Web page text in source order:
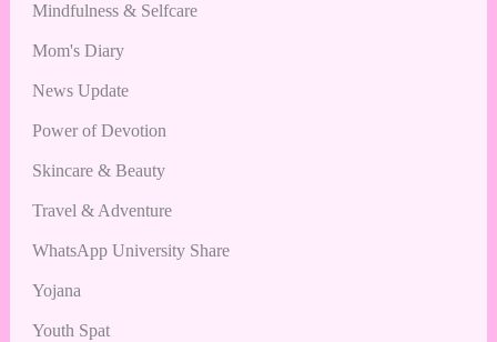
Mindfulness & Selfcare
Mom's Diary
News Update
Power of Devotion
Skincare & Beauty
Travel & Adventure
WhatsApp University Share
Yojana
Youth Spat